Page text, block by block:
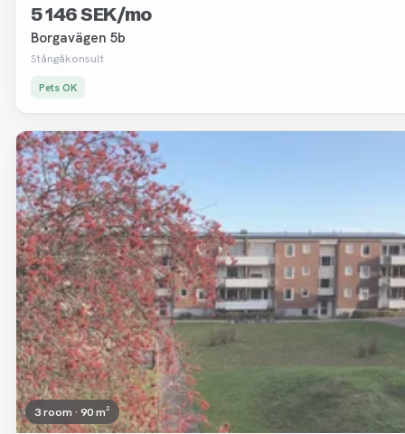
5 146 SEK/mo
Borgavägen 5b
Stångåkonsult
Pets OK
Removed
3 room · 90 m²